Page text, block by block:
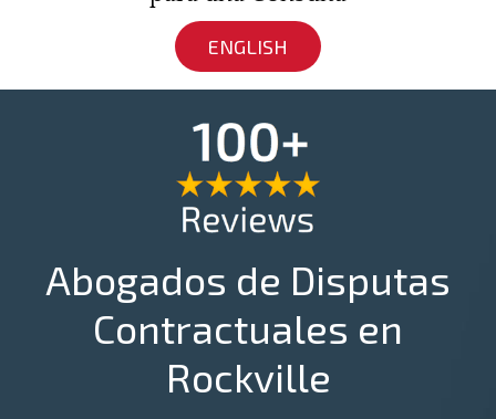
ENGLISH
Abogados de Disputas
Contractuales en
Rockville